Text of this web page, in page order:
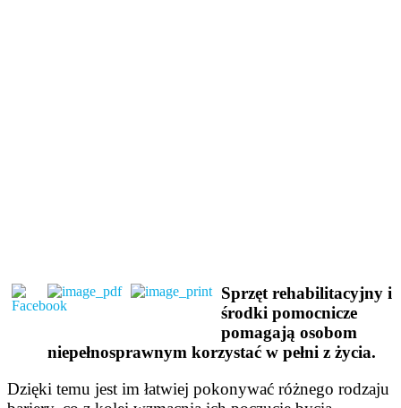
Sprzęt rehabilitacyjny i
środki pomocnicze
pomagają osobom
niepełnosprawnym korzystać w pełni z życia.
Dzięki temu jest im łatwiej pokonywać różnego rodzaju